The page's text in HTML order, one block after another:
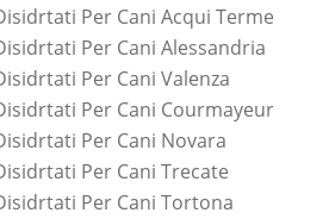
Per Cani Acqui Terme
Per Cani Alessandria
Per Cani Valenza
Per Cani Courmayeur
Per Cani Novara
Per Cani Trecate
Per Cani Tortona